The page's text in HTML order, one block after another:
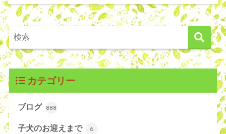
カテゴリー
ブログ 888
子犬のお迎えまで 6